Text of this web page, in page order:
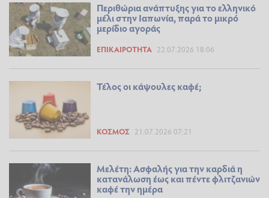
Περιθώρια ανάπτυξης για το ελληνικό
μέλι στην Ιαπωνία, παρά το μικρό
μερίδιο αγοράς
ΕΠΙΚΑΙΡΌΤΗΤΑ 22.07.2026 18:06
Τέλος οι κάψουλες καφέ;
ΚΌΣΜΟΣ 21.07.2026 07:21
Μελέτη: Ασφαλής για την καρδιά η
κατανάλωση έως και πέντε φλιτζανιών
καφέ την ημέρα